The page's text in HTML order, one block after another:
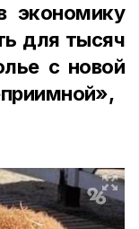
экономику
для тысяч
с новой